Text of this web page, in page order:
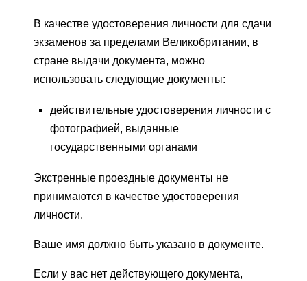
В качестве удостоверения личности для сдачи
экзаменов за пределами Великобритании, в
стране выдачи документа, можно
использовать следующие документы:
действительные удостоверения личности с
фотографией, выданные
государственными органами
Экстренные проездные документы не
принимаются в качестве удостоверения
личности.
Ваше имя должно быть указано в документе.
Если у вас нет действующего документа,